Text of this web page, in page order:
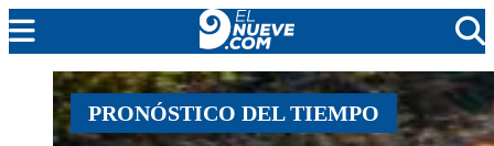
MENDOZA
CADA DÍA
PRONÓSTICO DEL TIEMPO